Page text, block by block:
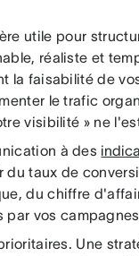
utile pour
réaliste et
la faisabilité de
le trafic
visibilité » ne
à des
taux de
du chiffre
par vos
Une